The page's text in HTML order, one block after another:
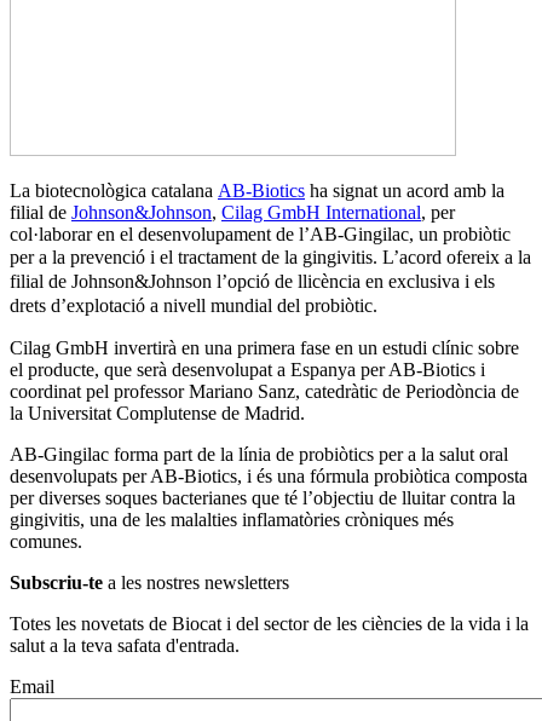
La biotecnològica catalana AB-Biotics ha signat un acord amb la
filial de Johnson&Johnson, Cilag GmbH International, per
col·laborar en el desenvolupament de l’AB-Gingilac, un probiòtic
per a la prevenció i el tractament de la gingivitis. L’acord ofereix a la
filial de Johnson&Johnson l’opció de llicència en exclusiva i els
drets d’explotació a nivell mundial del probiòtic.
Cilag GmbH invertirà en una primera fase en un estudi clínic sobre
el producte, que serà desenvolupat a Espanya per AB-Biotics i
coordinat pel professor Mariano Sanz, catedràtic de Periodòncia de
la Universitat Complutense de Madrid.
AB-Gingilac forma part de la línia de probiòtics per a la salut oral
desenvolupats per AB-Biotics, i és una fórmula probiòtica composta
per diverses soques bacterianes que té l’objectiu de lluitar contra la
gingivitis, una de les malalties inflamatòries cròniques més
comunes.
Subscriu-te a les nostres newsletters
Totes les novetats de Biocat i del sector de les ciències de la vida i la
salut a la teva safata d'entrada.
Email